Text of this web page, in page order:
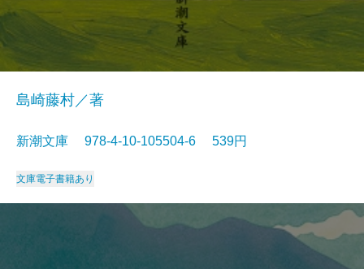
島崎藤村／著
新潮文庫 978-4-10-105504-6 539円
文庫電子書籍あり